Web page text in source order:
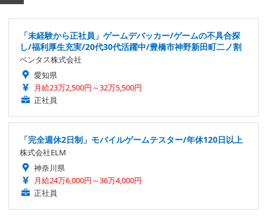
「未経験から正社員」ゲームデバッカー/ゲームの不具合探
し/福利厚生充実/20代30代活躍中/豊橋市神野新田町二ノ割
ベンタス株式会社
愛知県
月給23万2,500円～32万5,500円
正社員
「完全週休2日制」モバイルゲームテスター/年休120日以上
株式会社ELM
神奈川県
月給24万6,000円～36万4,000円
正社員